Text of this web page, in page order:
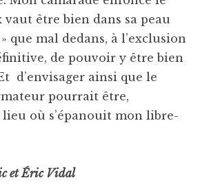
vaut être bien dans sa peau
que mal dedans, à l’exclusion
de pouvoir y être bien
d’envisager ainsi que le
pourrait être,
où s’épanouit mon libre-
et Éric Vidal